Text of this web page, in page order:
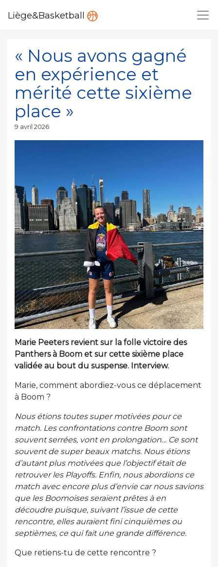
Liège&Basketball
« Nous avons gagné
en expérience et
mérité cette sixième
place »
Publié
9 avril 2026
Marie Peeters revient sur la folle victoire des
Panthers à Boom et sur cette sixième place
validée au bout du suspense. Interview.
Marie, comment abordiez-vous ce déplacement
à Boom ?
Nous étions toutes super motivées pour ce
match. Les confrontations contre Boom sont
souvent serrées, vont en prolongation… Ce sont
souvent de super beaux matchs. Nous étions
d’autant plus motivées que l’objectif était de
retrouver les Playoffs. Enfin, nous abordions ce
match avec encore plus d’envie car nous savions
que les Boomoises seraient prêtes à en
découdre puisque, suivant l’issue de cette
rencontre, elles auraient fini cinquièmes ou
septièmes, ce qui fait une grande différence.
Que retiens-tu de cette rencontre ?